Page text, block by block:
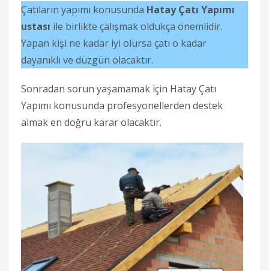
Çatıların yapımı konusunda Hatay Çatı Yapımı
ustası ile birlikte çalışmak oldukça önemlidir.
Yapan kişi ne kadar iyi olursa çatı o kadar
dayanıklı ve düzgün olacaktır.
Sonradan sorun yaşamamak için Hatay Çatı
Yapımı konusunda profesyonellerden destek
almak en doğru karar olacaktır.